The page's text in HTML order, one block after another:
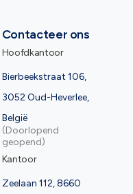
Contacteer ons
Hoofdkantoor
Bierbeekstraat 106,
3052 Oud-Heverlee,
België
(Doorlopend
geopend)
Kantoor
Zeelaan 112, 8660